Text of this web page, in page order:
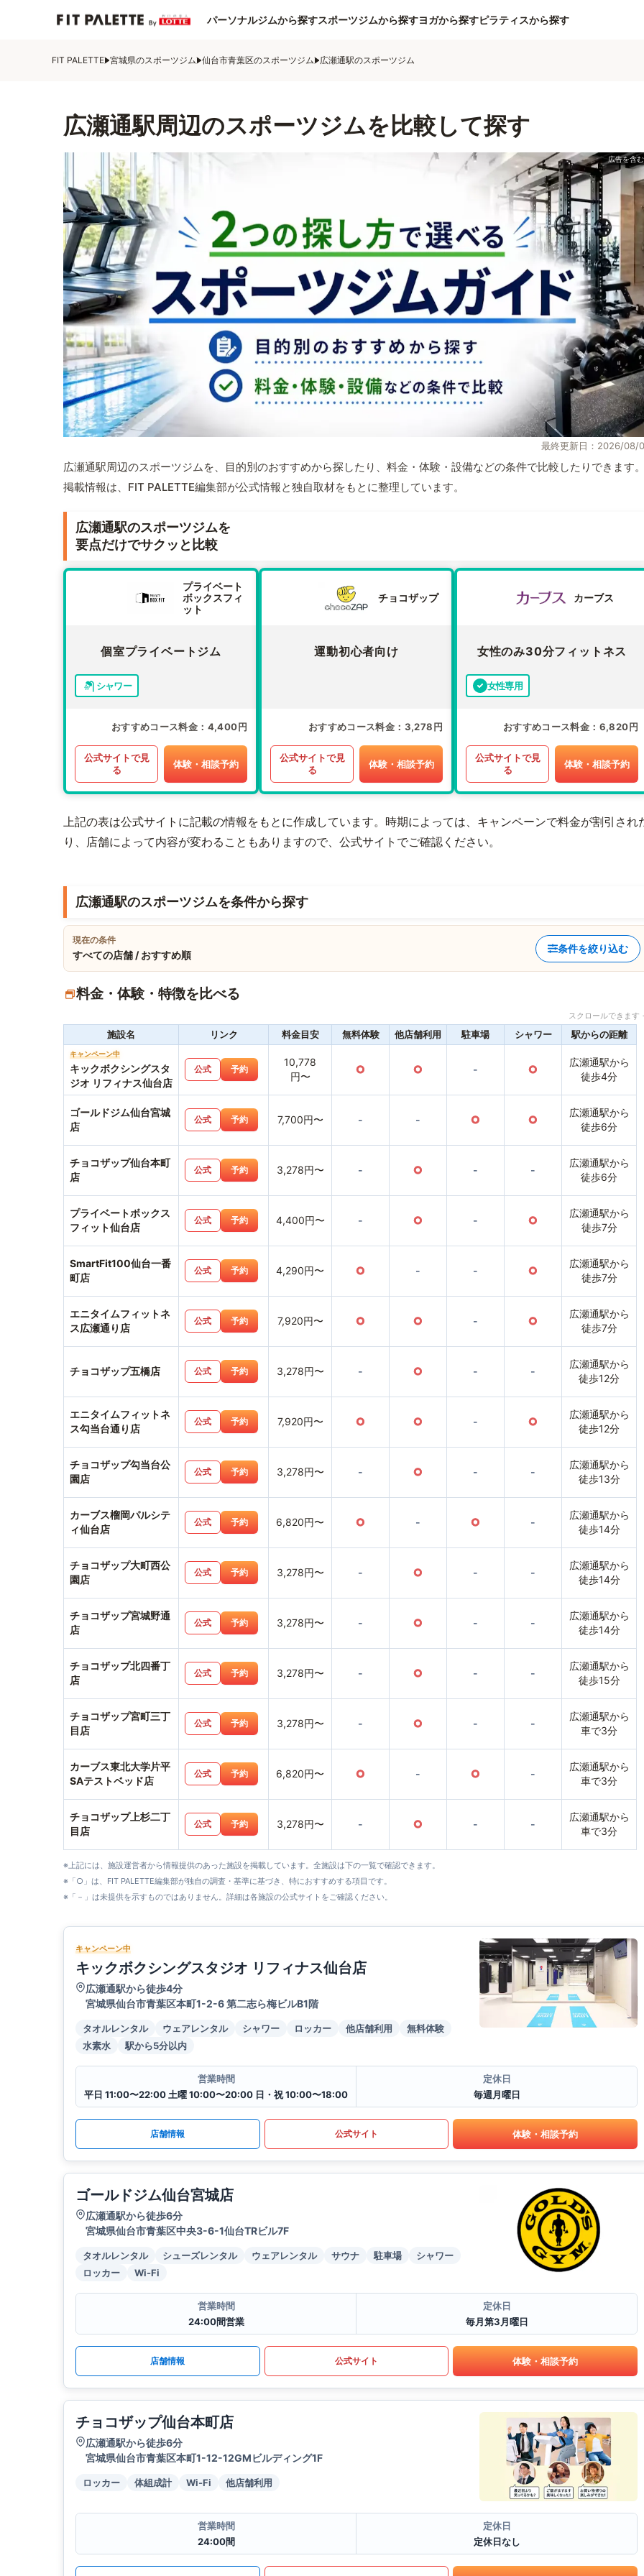
パーソナルジムから探すスポーツジムから探すヨガから探すピラティスから探す
FIT PALETTE 宮城県のスポーツジム 仙台市青葉区のスポーツジム 広瀬通駅のスポーツジム
広瀬通駅周辺のスポーツジムを比較して探す
最終更新日：2026/08/
広瀬通駅周辺のスポーツジムを、目的別のおすすめから探したり、料金・体験・設備などの条件で比較したりできます
掲載情報は、FIT PALETTE編集部が公式情報と独自取材をもとに整理しています。
広瀬通駅のスポーツジムを
要点だけでサクッと比較
プライベート
ボックスフィ
ット
個室プライベートジム
シャワー
おすすめコース料金 4,400円
公式サイトで見
る
体験・相談予約
チョコザップ
運動初心者向け
おすすめコース料金 3,278円
公式サイトで見
る
体験・相談予約
カーブス
女性のみ30分フィットネス
女性専用
おすすめコース料金 6,820円
公式サイトで見
る
体験・相談予約
上記の表は公式サイトに記載の情報をもとに作成しています。時期によっては、キャンペーンで料金が割引され
り、店舗によって内容が変わることもありますので、公式サイトでご確認ください。
広瀬通駅のスポーツジムを条件から探す
現在の条件
すべての店舗 / おすすめ順
条件を絞り込む
料金・体験・特徴を比べる
スクロールできま
施設名 リンク 料金目安 無料体験 他店舗利用 駐車場 シャワー 駅からの距離
キャンペーン中
キックボクシングスタ
ジオ リフィナス仙台店
公式 予約
10,778
円〜
○ ○ - ○
広瀬通駅から
徒歩4分
ゴールドジム仙台宮城
店
公式 予約 7,700円〜 - - ○ ○
広瀬通駅から
徒歩6分
チョコザップ仙台本町
店
公式 予約 3,278円〜 - ○ - -
広瀬通駅から
徒歩6分
プライベートボックス
フィット仙台店
公式 予約 4,400円〜 - ○ - ○
広瀬通駅から
徒歩7分
SmartFit100仙台一番
町店
公式 予約 4,290円〜 ○ - - ○
広瀬通駅から
徒歩7分
エニタイムフィットネ
ス広瀬通り店
公式 予約 7,920円〜 ○ ○ - ○
広瀬通駅から
徒歩7分
チョコザップ五橋店 公式 予約 3,278円〜 - ○ - -
広瀬通駅から
徒歩12分
エニタイムフィットネ
ス勾当台通り店
公式 予約 7,920円〜 ○ ○ - ○
広瀬通駅から
徒歩12分
チョコザップ勾当台公
園店
公式 予約 3,278円〜 - ○ - -
広瀬通駅から
徒歩13分
カーブス榴岡パルシテ
ィ仙台店
公式 予約 6,820円〜 ○ - ○ -
広瀬通駅から
徒歩14分
チョコザップ大町西公
園店
公式 予約 3,278円〜 - ○ - -
広瀬通駅から
徒歩14分
チョコザップ宮城野通
店
公式 予約 3,278円〜 - ○ - -
広瀬通駅から
徒歩14分
チョコザップ北四番丁
店
公式 予約 3,278円〜 - ○ - -
広瀬通駅から
徒歩15分
チョコザップ宮町三丁
目店
公式 予約 3,278円〜 - ○ - -
広瀬通駅から
車で3分
カーブス東北大学片平
SAテストベッド店
公式 予約 6,820円〜 ○ - ○ -
広瀬通駅から
車で3分
チョコザップ上杉二丁
目店
公式 予約 3,278円〜 - ○ - -
広瀬通駅から
車で3分
※上記には、施設運営者から情報提供のあった施設を掲載しています。全施設は下の一覧で確認できます。
※「○」は、FIT PALETTE編集部が独自の調査・基準に基づき、特におすすめする項目です。
※「－」は未提供を示すものではありません。詳細は各施設の公式サイトをご確認ください。
キャンペーン中
キックボクシングスタジオ リフィナス仙台店
広瀬通駅から徒歩4分
宮城県仙台市青葉区本町1-2-6 第二志ら梅ビルB1階
タオルレンタル ウェアレンタル シャワー ロッカー 他店舗利用
無料体験
水素水
駅から5分以内
営業時間
平日 11:00〜22:00 土曜 10:00〜20:00 日・祝 10:00〜18:00
定休日
毎週月曜日
店舗情報 公式サイト 体験・相談予約
ゴールドジム仙台宮城店
広瀬通駅から徒歩6分
宮城県仙台市青葉区中央3-6-1仙台TRビル7F
タオルレンタル シューズレンタル ウェアレンタル サウナ 駐車場
シャワー
ロッカー
Wi-Fi
営業時間
24:00間営業
定休日
毎月第3月曜日
店舗情報 公式サイト 体験・相談予約
チョコザップ仙台本町店
広瀬通駅から徒歩6分
宮城県仙台市青葉区本町1-12-12GMビルディング1F
ロッカー 体組成計 Wi-Fi 他店舗利用
営業時間
24:00間
定休日
定休日なし